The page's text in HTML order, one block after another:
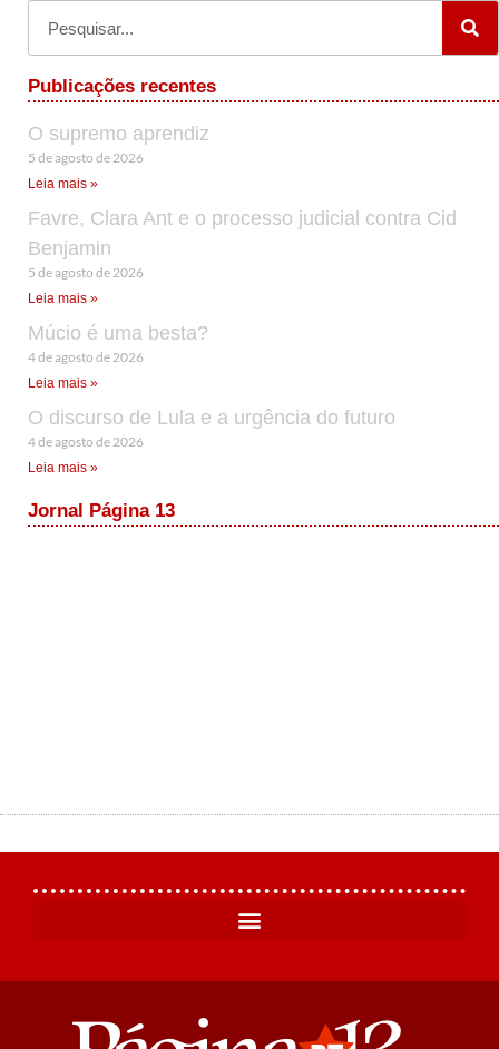
Publicações recentes
O supremo aprendiz
5 de agosto de 2026
Leia mais »
Favre, Clara Ant e o processo judicial contra Cid
Benjamin
5 de agosto de 2026
Leia mais »
Múcio é uma besta?
4 de agosto de 2026
Leia mais »
O discurso de Lula e a urgência do futuro
4 de agosto de 2026
Leia mais »
Jornal Página 13